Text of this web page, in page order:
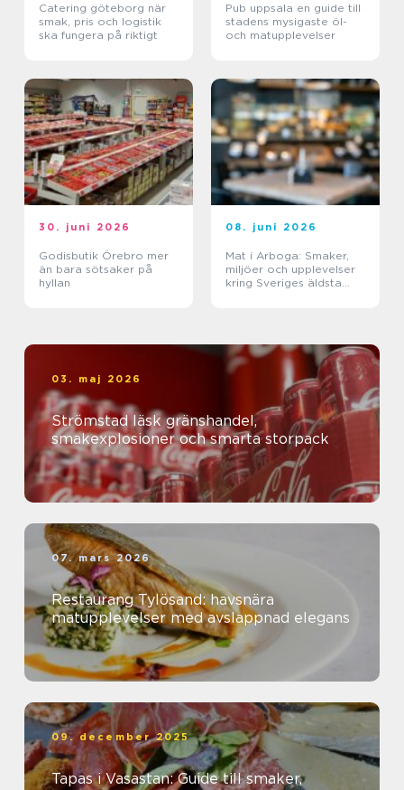
Catering göteborg när
smak, pris och logistik
ska fungera på riktigt
Pub uppsala en guide till
stadens mysigaste öl-
och matupplevelser
30. juni 2026
Godisbutik Örebro mer
än bara sötsaker på
hyllan
08. juni 2026
Mat i Arboga: Smaker,
miljöer och upplevelser
kring Sveriges äldsta
03. maj 2026
Strömstad läsk gränshandel,
smakexplosioner och smarta storpack
07. mars 2026
Restaurang Tylösand: havsnära
matupplevelser med avslappnad elegans
09. december 2025
Tapas i Vasastan: Guide till smaker,